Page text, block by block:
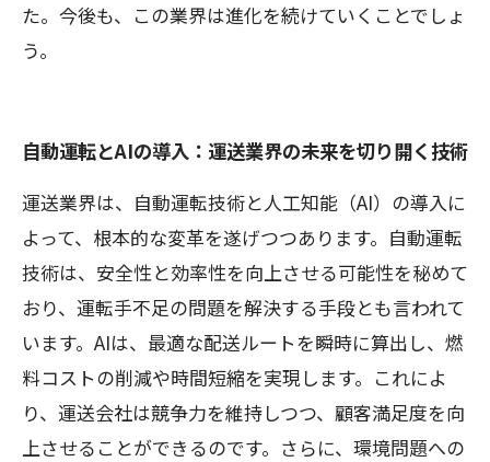
た。今後も、この業界は進化を続けていくことでしょ
う。
自動運転とAIの導入：運送業界の未来を切り開く技術
運送業界は、自動運転技術と人工知能（AI）の導入に
よって、根本的な変革を遂げつつあります。自動運転
技術は、安全性と効率性を向上させる可能性を秘めて
おり、運転手不足の問題を解決する手段とも言われて
います。AIは、最適な配送ルートを瞬時に算出し、燃
料コストの削減や時間短縮を実現します。これによ
り、運送会社は競争力を維持しつつ、顧客満足度を向
上させることができるのです。さらに、環境問題への